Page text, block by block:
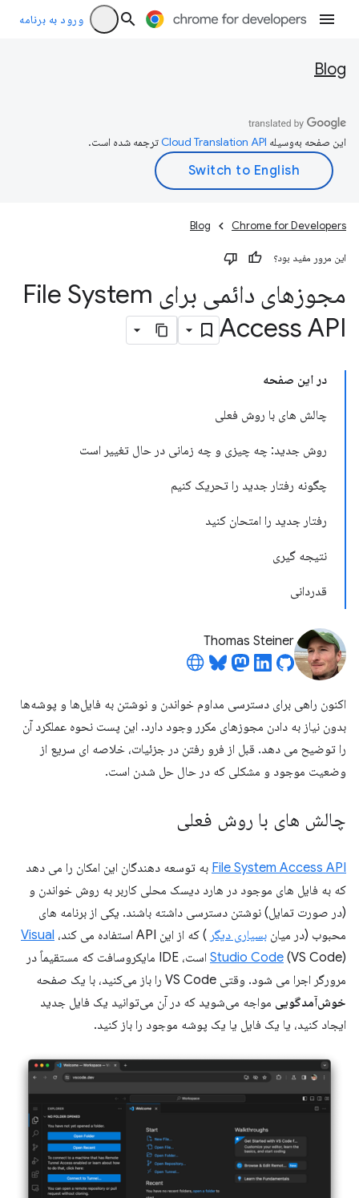
ورود به برنامه
Blog
این صفحه به‌وسیله ترجمه شده است.
Chrome for Developers
Blog
این مرور مفید بود؟
مجوزهای دائمی برای File System
Access API
در این صفحه
چالش های با روش فعلی
روش جدید: چه چیزی و چه زمانی در حال تغییر است
چگونه رفتار جدید را تحریک کنیم
رفتار جدید را امتحان کنید
نتیجه گیری
قدردانی
Thomas Steiner
اکنون راهی برای دسترسی مداوم خواندن و نوشتن به فایل‌ها و پوشه‌ها
بدون نیاز به دادن مجوزهای مکرر وجود دارد. این پست نحوه عملکرد آن
را توضیح می دهد. قبل از فرو رفتن در جزئیات، خلاصه ای سریع از
وضعیت موجود و مشکلی که در حال حل شدن است.
چالش های با روش فعلی
File System Access API به توسعه دهندگان این امکان را می دهد
که به فایل های موجود در هارد دیسک محلی کاربر به روش خواندن و
(در صورت تمایل) نوشتن دسترسی داشته باشند. یکی از برنامه های
محبوب (در میان بسیاری دیگر ) که از این API استفاده می کند،
Visual
Studio Code
(VS Code) است، IDE مایکروسافت که مستقیماً در
مرورگر اجرا می شود. وقتی VS Code را باز می‌کنید، با یک صفحه
خوش‌آمدگویی مواجه می‌شوید که در آن می‌توانید یک فایل جدید
ایجاد کنید، یا یک فایل یا یک پوشه موجود را باز کنید.